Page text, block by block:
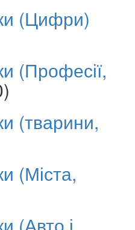
(Цифри)
(Професії,
(тварини,
(Міста,
(Авто і